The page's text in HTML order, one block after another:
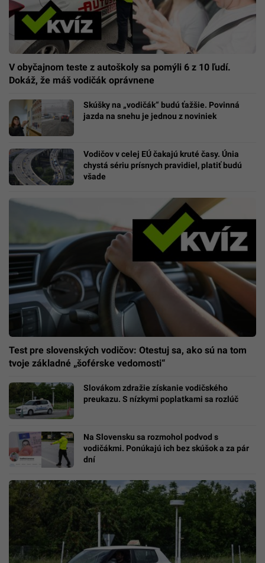
V obyčajnom teste z autoškoly sa pomýli 6 z 10 ľudí.
Dokáž, že máš vodičák oprávnene
Skúšky na „vodičák“ budú ťažšie. Povinná
jazda na snehu je jednou z noviniek
Vodičov v celej EÚ čakajú kruté časy. Únia
chystá sériu prísnych pravidiel, platiť budú
všade
Test pre slovenských vodičov: Otestuj sa, ako sú na tom
tvoje základné „šoférske vedomosti“
Slovákom zdražie získanie vodičského
preukazu. S nízkymi poplatkami sa rozlúč
Na Slovensku sa rozmohol podvod s
vodičákmi. Ponúkajú ich bez skúšok a za pár
dní